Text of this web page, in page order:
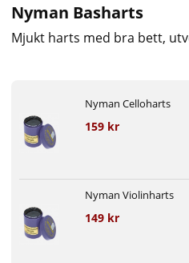
Nyman Basharts
Mjukt harts med bra bett,
Nyman Celloharts
159 kr
Nyman Violinharts
149 kr